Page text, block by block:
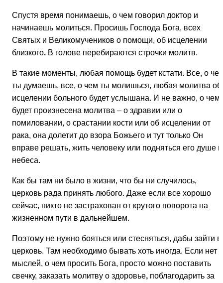
Спустя время понимаешь, о чем говорил доктор и
начинаешь молиться. Просишь Господа Бога, всех
Святых и Великомучеников о помощи, об исцелении
близкого. В голове перебираются строчки молитв.
В такие моменты, любая помощь будет кстати. Все, о
ты думаешь, все, о чем ты молишься, любая молитва об
исцелении больного будет услышана. И не важно, о чем
будет произнесена молитва – о здравии или о
помиловании, о срастании кости или об исцелении от
рака, она долетит до взора Божьего и тут только Он
вправе решать, жить человеку или подняться его душе
небеса.
Как бы там ни было в жизни, что бы ни случилось,
церковь рада принять любого. Даже если все хорошо
сейчас, никто не застрахован от крутого поворота на
жизненном пути в дальнейшем.
Поэтому не нужно бояться или стесняться, дабы зайти в
церковь. Там необходимо бывать хоть иногда. Если нет
мыслей, о чем просить Бога, просто можно поставить
свечку, заказать молитву о здоровье, поблагодарить за